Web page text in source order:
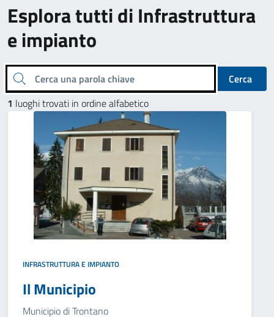
Esplora tutti di Infrastruttura
e impianto
Cerca una parola chiave
Cerca
1 luoghi trovati in ordine alfabetico
INFRASTRUTTURA E IMPIANTO
Il Municipio
Municipio di Trontano